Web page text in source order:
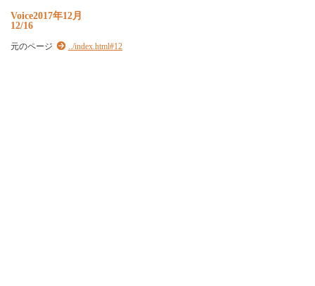
Voice2017年12月
12/16
元のページ ../index.html#12